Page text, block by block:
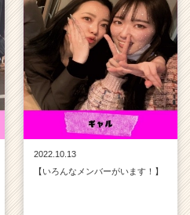
2022.10.13
【いろんなメンバーがいます！】